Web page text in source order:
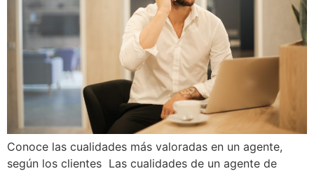
Conoce las cualidades más valoradas en un agente,
según los clientes Las cualidades de un agente de